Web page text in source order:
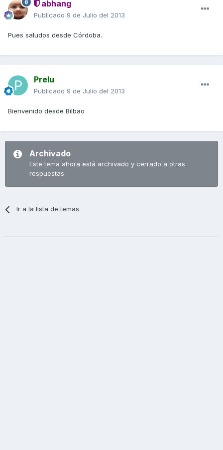
abhang
Publicado 9 de Julio del 2013
Pues saludos desde Córdoba.
Prelu
Publicado 9 de Julio del 2013
Bienvenido desde Bilbao
Archivado
Este tema ahora está archivado y cerrado a otras
respuestas.
Ir a la lista de temas